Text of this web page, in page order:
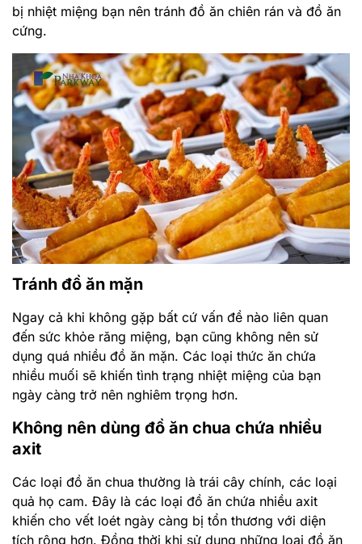
bị nhiệt miệng bạn nên tránh đồ ăn chiên rán và đồ ăn
cứng.
Tránh đồ ăn mặn
Ngay cả khi không gặp bất cứ vấn đề nào liên quan
đến sức khỏe răng miệng, bạn cũng không nên sử
dụng quá nhiều đồ ăn mặn. Các loại thức ăn chứa
nhiều muối sẽ khiến tình trạng nhiệt miệng của bạn
ngày càng trở nên nghiêm trọng hơn.
Không nên dùng đồ ăn chua chứa nhiều
axit
Các loại đồ ăn chua thường là trái cây chính, các loại
quả họ cam. Đây là các loại đồ ăn chứa nhiều axit
khiến cho vết loét ngày càng bị tổn thương với diện
tích rộng hơn. Đồng thời khi sử dụng những loại đồ ăn